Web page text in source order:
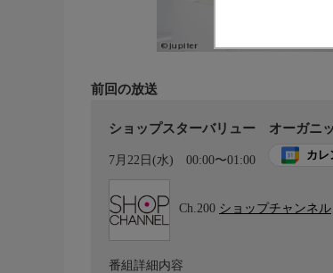
前回の放送
ショップスターバリュー オーガニ
7月22日(水) 00:00〜01:00 カレ
Ch.200 ショップチャンネル
番組詳細内容